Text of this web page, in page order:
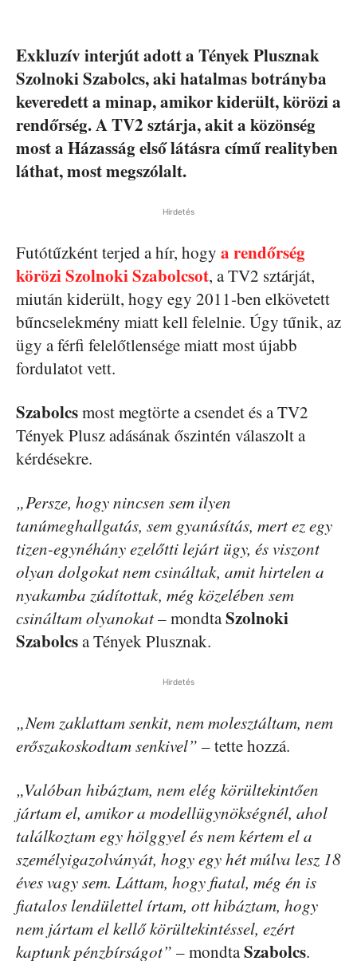
Exkluzív interjút adott a Tények Plusznak
Szolnoki Szabolcs, aki hatalmas botrányba
keveredett a minap, amikor kiderült, körözi a
rendőrség. A TV2 sztárja, akit a közönség
most a Házasság első látásra című realityben
láthat, most megszólalt.
Hirdetés
Futótűzként terjed a hír, hogy a rendőrség
körözi Szolnoki Szabolcsot, a TV2 sztárját,
miután kiderült, hogy egy 2011-ben elkövetett
bűncselekmény miatt kell felelnie. Úgy tűnik, az
ügy a férfi felelőtlensége miatt most újabb
fordulatot vett.
Szabolcsmost megtörte a csendet és a TV2
Tények Plusz adásának őszintén válaszolt a
kérdésekre.
„Persze, hogy nincsen sem ilyen
tanúmeghallgatás, sem gyanúsítás, mert ez egy
tizen-egynéhány ezelőtti lejárt ügy, és viszont
olyan dolgokat nem csináltak, amit hirtelen a
nyakamba zúdítottak, még közelében sem
csináltam olyanokat– mondtaSzolnoki
Szabolcsa Tények Plusznak.
Hirdetés
„Nem zaklattam senkit, nem molesztáltam, nem
erőszakoskodtam senkivel” – tette hozzá.
„Valóban hibáztam, nem elég körültekintően
jártam el, amikor a modellügynökségnél, ahol
találkoztam egy hölggyel és nem kértem el a
személyigazolványát, hogy egy hét múlva lesz 18
éves vagy sem. Láttam, hogy fiatal, még én is
fiatalos lendülettel írtam, ott hibáztam, hogy
nem jártam el kellő körültekintéssel, ezért
kaptunk pénzbírságot” – mondtaSzabolcs.